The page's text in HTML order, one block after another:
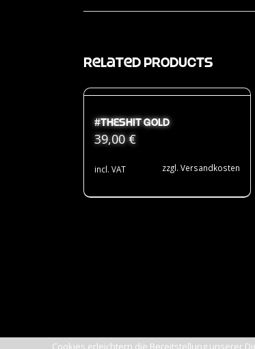
Related products
#THESHIT Gold
39,00€
incl. VAT zzgl. Versandkosten
Cookies erleichtern die Bereitstellung unserer